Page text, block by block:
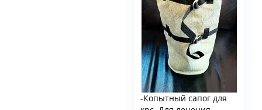
-Копытный сапог для